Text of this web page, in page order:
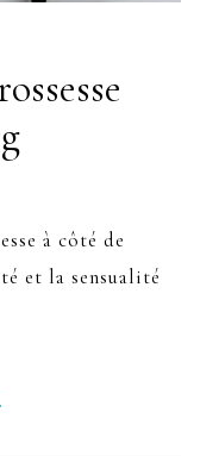
à côté de
et la sensualité